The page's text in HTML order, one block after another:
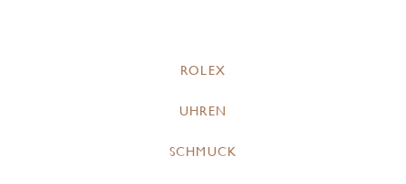
ROLEX
UHREN
SCHMUCK